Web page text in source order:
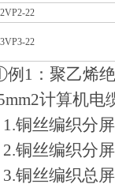
22
22
1：聚乙烯
计算机电缆
丝编织分屏
丝编织分屏
丝编织总屏